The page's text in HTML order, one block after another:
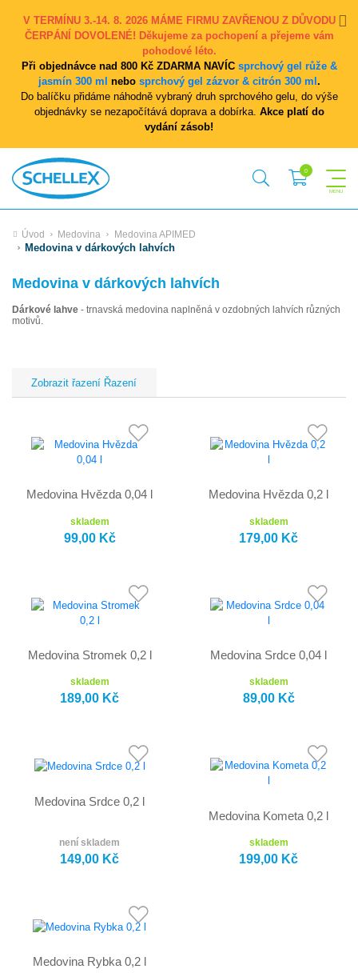
V TERMÍNU 3.-14. 8. 2026 MÁME FIRMU ZAVŘENOU Z DŮVODU
ČERPÁNÍ DOVOLENÉ! Děkujeme za pochopení a přejeme vám
pohodové léto.
Při objednávce nad 800 Kč ZDARMA NAVÍC sprchový gel růže &
jasmín 300 ml nebo sprchový gel zázvor & citrón 300 ml .
Do balíčku přidáme náhodně vybraný druh sprchového gelu, do výše
objednávky se nezapočítává doprava a dobírka. Akce platí do
vydání zásob!
Úvod Medovina Medovina APIMED
Medovina v dárkových lahvích
Medovina v dárkových lahvích
Dárkové lahve - trnavská medovina naplněná v ozdobných lahvích různých
motivů.
Řazení
Medovina Hvězda 0,04 l
skladem
99,00 Kč
Medovina Hvězda 0,2 l
skladem
179,00 Kč
Medovina Stromek 0,2 l
skladem
189,00 Kč
Medovina Srdce 0,04 l
skladem
89,00 Kč
Medovina Srdce 0,2 l
není skladem
149,00 Kč
Medovina Kometa 0,2 l
skladem
199,00 Kč
Medovina Rybka 0,2 l